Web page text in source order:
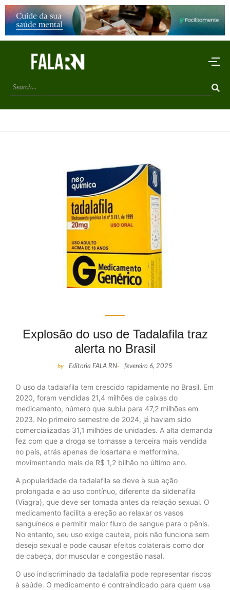
Explosão do uso de Tadalafila traz
alerta no Brasil
by Editoria FALA RN- fevereiro 6, 2025
O uso da tadalafila tem crescido rapidamente no Brasil. Em
2020, foram vendidas 21,4 milhões de caixas do
medicamento, número que subiu para 47,2 milhões em
2023. No primeiro semestre de 2024, já haviam sido
comercializadas 31,1 milhões de unidades. A alta demanda
fez com que a droga se tornasse a terceira mais vendida
no país, atrás apenas de losartana e metformina,
movimentando mais de R$ 1,2 bilhão no último ano.
A popularidade da tadalafila se deve à sua ação
prolongada e ao uso contínuo, diferente da sildenafila
(Viagra), que deve ser tomada antes da relação sexual. O
medicamento facilita a ereção ao relaxar os vasos
sanguíneos e permitir maior fluxo de sangue para o pênis.
No entanto, seu uso exige cautela, pois não funciona sem
desejo sexual e pode causar efeitos colaterais como dor
de cabeça, dor muscular e congestão nasal.
O uso indiscriminado da tadalafila pode representar riscos
à saúde. O medicamento é contraindicado para quem usa